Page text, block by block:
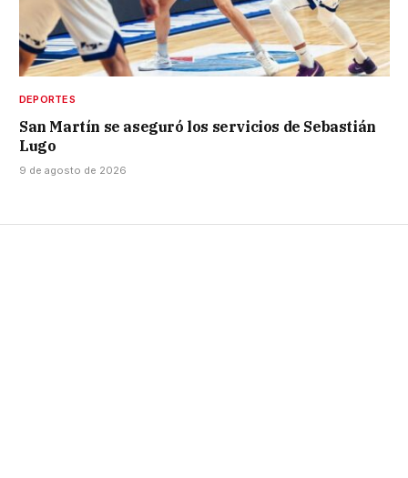
DEPORTES
San Martín se aseguró los servicios de Sebastián
Lugo
9 de agosto de 2026